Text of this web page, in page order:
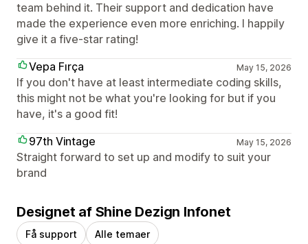
team behind it. Their support and dedication have
made the experience even more enriching. I happily
give it a five-star rating!
Vepa Fırça
May 15, 2026
If you don't have at least intermediate coding skills,
this might not be what you're looking for but if you
have, it's a good fit!
97th Vintage
May 15, 2026
Straight forward to set up and modify to suit your
brand
Designet af Shine Dezign Infonet
Få support Alle temaer